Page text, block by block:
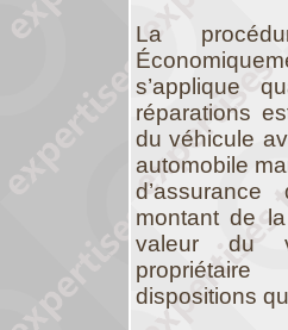
La
s’applique
réparations
du véhicule
automobile
montant de
valeur du
dispositions